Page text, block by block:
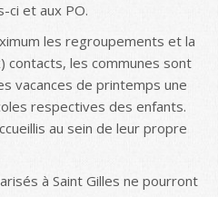
ci et aux PO.
les regroupements et la
contacts, les communes sont
vacances de printemps une
respectives des enfants.
au sein de leur propre
à Saint Gilles ne pourront